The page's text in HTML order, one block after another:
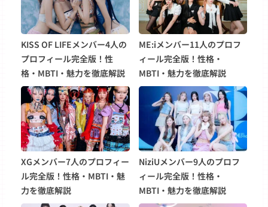
KISS OF LIFEメンバー4人の
プロフィール完全版！性
格・MBTI・魅力を徹底解説
ME:iメンバー11人のプロフ
ィール完全版！性格・
MBTI・魅力を徹底解説
XGメンバー7人のプロフィー
ル完全版！性格・MBTI・魅
力を徹底解説
NiziUメンバー9人のプロフ
ィール完全版！性格・
MBTI・魅力を徹底解説